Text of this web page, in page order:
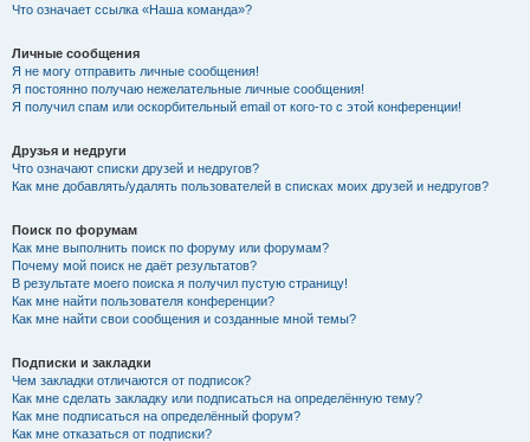
Что означает ссылка «Наша команда»?
Личные сообщения
Я не могу отправить личные сообщения!
Я постоянно получаю нежелательные личные сообщения!
Я получил спам или оскорбительный email от кого-то с этой конференции!
Друзья и недруги
Что означают списки друзей и недругов?
Как мне добавлять/удалять пользователей в списках моих друзей и недругов?
Поиск по форумам
Как мне выполнить поиск по форуму или форумам?
Почему мой поиск не даёт результатов?
В результате моего поиска я получил пустую страницу!
Как мне найти пользователя конференции?
Как мне найти свои сообщения и созданные мной темы?
Подписки и закладки
Чем закладки отличаются от подписок?
Как мне сделать закладку или подписаться на определённую тему?
Как мне подписаться на определённый форум?
Как мне отказаться от подписки?